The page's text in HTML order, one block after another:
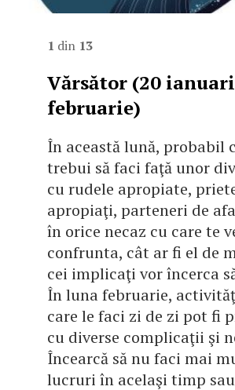
1 din 13
Vărsător (20
februarie)
În această lună, probabil
trebui să faci faţă unor
cu rudele apropiate,
apropiaţi, parteneri de
în orice necaz cu care te
confrunta, cât ar fi el de
cei implicaţi vor încerca
În luna februarie,
care le faci zi de zi pot fi
cu diverse complicaţii şi
Încearcă să nu faci mai
lucruri în acelaşi timp